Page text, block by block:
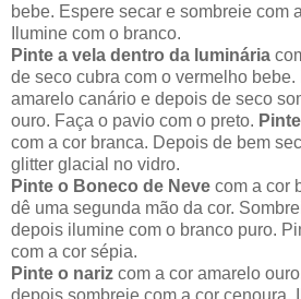
bebe. Espere secar e sombreie com
Ilumine com o branco.
Pinte a vela dentro da luminária
de seco cubra com o vermelho
amarelo canário e depois de seco
ouro. Faça o pavio com o preto.
com a cor branca. Depois de bem
glitter glacial no vidro.
Pinte o Boneco de Neve com a cor
dê uma segunda mão da cor.
depois ilumine com o branco puro.
com a cor sépia.
Pinte o nariz com a cor amarelo
depois sombreie com a cor cenoura.